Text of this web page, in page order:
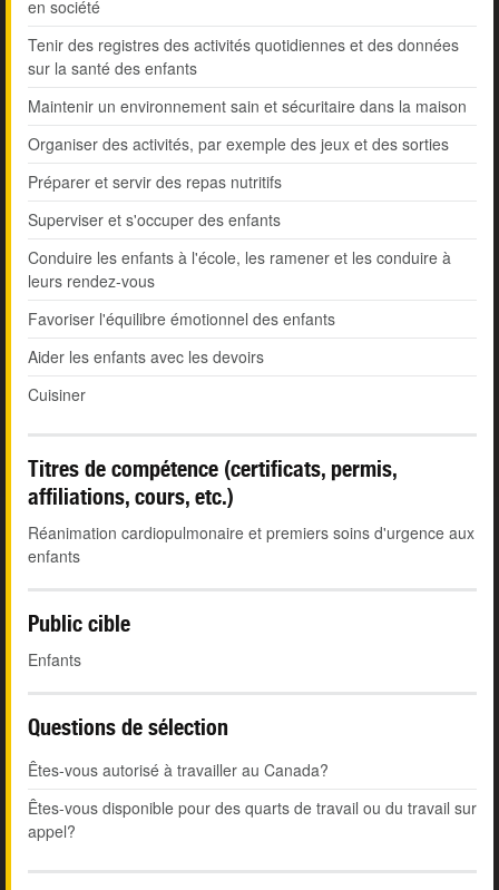
en société
Tenir des registres des activités quotidiennes et des données
sur la santé des enfants
Maintenir un environnement sain et sécuritaire dans la maison
Organiser des activités, par exemple des jeux et des sorties
Préparer et servir des repas nutritifs
Superviser et s'occuper des enfants
Conduire les enfants à l'école, les ramener et les conduire à
leurs rendez-vous
Favoriser l'équilibre émotionnel des enfants
Aider les enfants avec les devoirs
Cuisiner
Titres de compétence (certificats, permis,
affiliations, cours, etc.)
Réanimation cardiopulmonaire et premiers soins d'urgence aux
enfants
Public cible
Enfants
Questions de sélection
Êtes-vous autorisé à travailler au Canada?
Êtes-vous disponible pour des quarts de travail ou du travail sur
appel?